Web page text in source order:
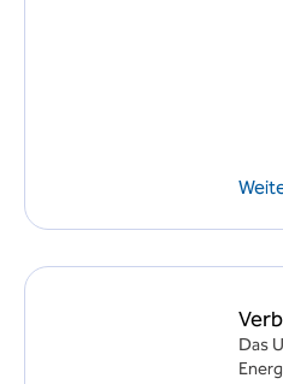
Das